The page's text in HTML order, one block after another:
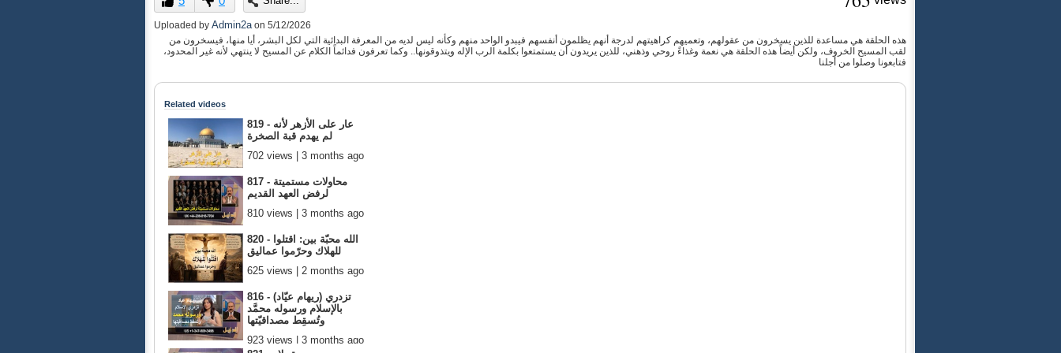
of
0
seconds Volume
90%
Uploaded by Admin2a on 5/12/2026
هذه الحلقة هي مساعدة للذين يسخرون من عقولهم، وتعميهم كراهيتهم لدرجة أنهم يظلمون أنفسهم فيبدو الواحد منهم وكأنه ليس لديه من المعرفة البدائية التي لكل البشر، أيا منها، فيسخرون من
لقب المسيح الخروف، ولكن أيضاً هذه الحلقة هي نعمة وغذاءً روحي وذهني، للذين يريدون أن يستمتعوا بكلمة الرب الإله ويتذوقونها.. وكما تعرفون فدائماً الكلام عن المسيح لا ينتهي لأنه غير المحدود،
فتابعونا وصلوا من أجلنا
Related videos
819 - عار على الأزهر لأنه
لم يهدم قبة الصخرة
702 views | 3 months ago
817 - محاولات مستميتة
لرفض العهد القديم
810 views | 3 months ago
820 - الله محبّة بين: اقتلوا
للهلاك وحرّموا عماليق
625 views | 2 months ago
816 - (ريهام عيّاد) تزدري
بالإسلام ورسوله محمَّد
وتُسقِط مصداقيّتها
923 views | 3 months ago